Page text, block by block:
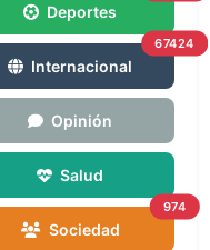
Deportes
Internacional
67424
Opinión
Salud
Sociedad
974